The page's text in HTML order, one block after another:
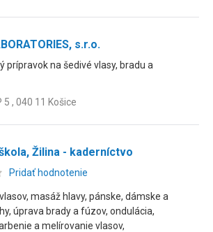
s.r.o.
prípravok na šedivé vlasy, bradu a
5 , 040 11 Košice
Žilina - kaderníctvo
Pridať hodnotenie
masáž hlavy, pánske, dámske a
úprava brady a fúzov, ondulácia,
a melírovanie vlasov,